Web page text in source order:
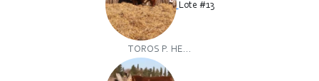
Lote #13
TOROS P. HE...